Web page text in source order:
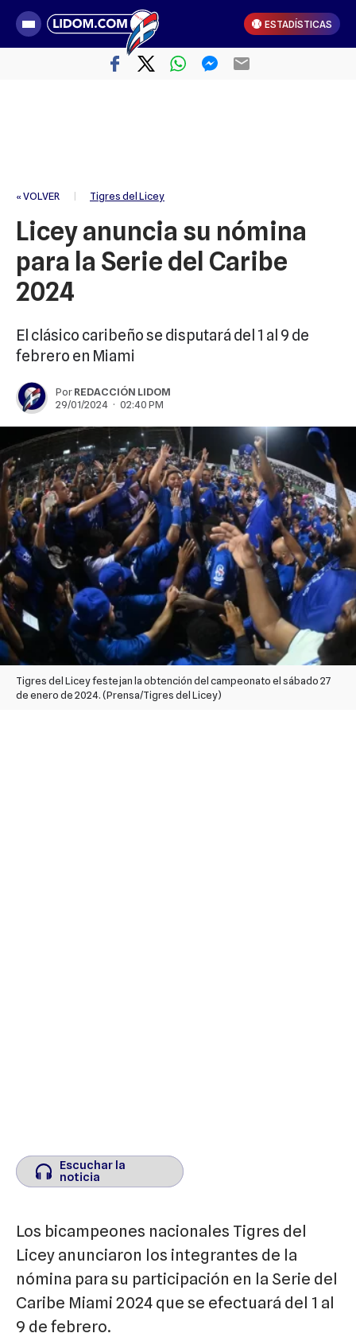
ESTADÍSTICAS
« VOLVER | Tigres del Licey
Licey anuncia su nómina
para la Serie del Caribe
2024
El clásico caribeño se disputará del 1 al 9 de
febrero en Miami
PorREDACCIÓN LIDOM
29/01/2024 · 02:40 PM
Tigres del Licey festejan la obtención del campeonato el sábado 27
de enero de 2024. (Prensa/Tigres del Licey)
Escuchar la
noticia
Escuchar la
noticia
Los bicampeones nacionales Tigres del
Licey anunciaron los integrantes de la
nómina para su participación en la Serie del
Caribe Miami 2024 que se efectuará del 1 al
9 de febrero.